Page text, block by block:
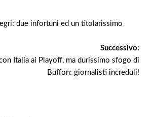
due infortuni ed un titolarissimo
Successivo:
Italia ai Playoff, ma durissimo sfogo di
Buffon: giornalisti increduli!